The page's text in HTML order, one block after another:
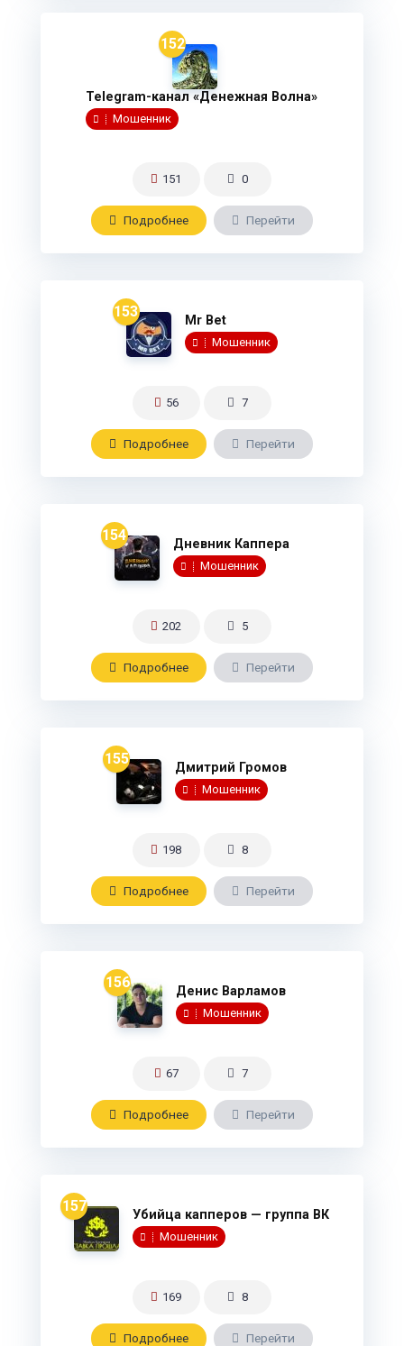
152
Telegram-канал «Денежная Волна»
Мошенник
151 0
Подробнee Перейти
153 Mr Bet
Мошенник
56 7
Подробнee Перейти
154 Дневник Каппера
Мошенник
202 5
Подробнee Перейти
155 Дмитрий Громов
Мошенник
198 8
Подробнee Перейти
156 Денис Варламов
Мошенник
67 7
Подробнee Перейти
157 Убийца капперов — группа ВК
Мошенник
169 8
Подробнee Перейти